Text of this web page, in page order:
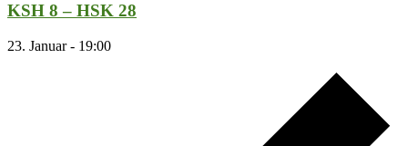
KSH 8 – HSK 28
23. Januar - 19:00